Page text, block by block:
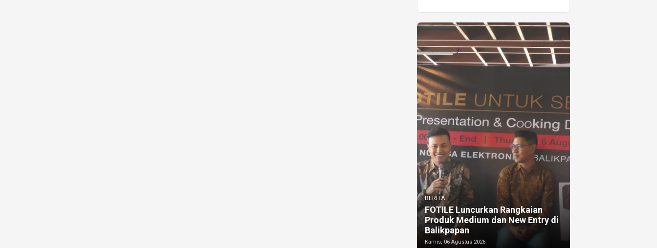
BERITA
FOTILE Luncurkan Rangkaian
Produk Medium dan New Entry di
Balikpapan
Kamis, 06 Agustus 2026